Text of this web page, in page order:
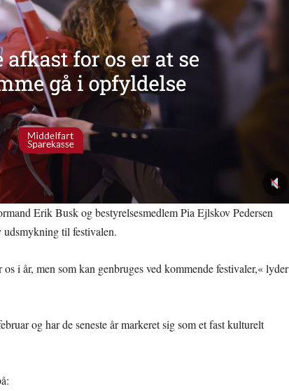
Erik Busk og bestyrelsesmedlem Pia Ejlskov Pedersen
til festivalen.
i år, men som kan genbruges ved kommende festivaler,« lyder
og har de seneste år markeret sig som et fast kulturelt